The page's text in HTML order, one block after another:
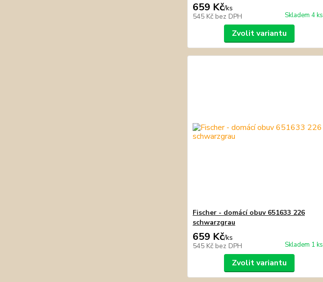
659 Kč/ks
545 Kč bez DPH Skladem 4 ks
Zvolit variantu
Fischer - domácí obuv 651633 226
schwarzgrau
659 Kč/ks
545 Kč bez DPH Skladem 1 ks
Zvolit variantu